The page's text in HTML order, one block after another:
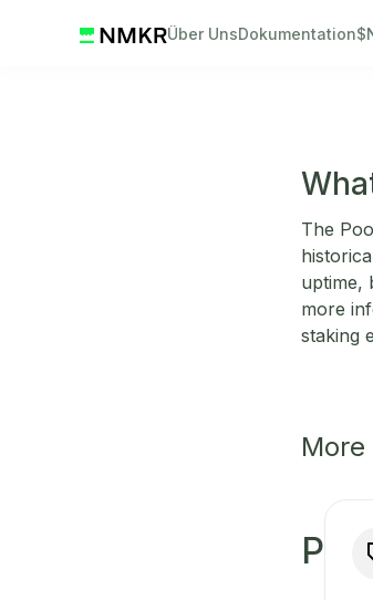
Über UnsDokumentation
The
uptime,
more
staking
More
P